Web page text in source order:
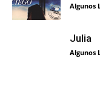
Algunos
Julia
Algunos